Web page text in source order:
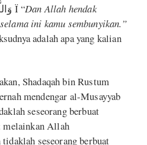
Î وَاللَّهُ مُخْرِجٌ مَّاكُنتُمْ تَكْتُمُونَ Ï “Dan Allah hendak
ini kamu sembunyikan.”
adalah apa yang kalian
Shadaqah bin Rustum
mendengar al-Musayyab
seseorang berbuat
melainkan Allah
seseorang berbuat